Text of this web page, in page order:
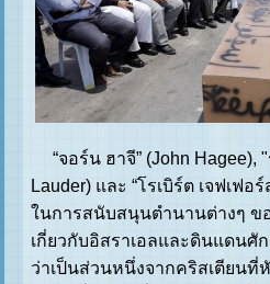
“จอร์น ฮาจี” (John Hagee),
Lauder) และ “โรเบิร์ต เจฟเฟอ
ในการสนับสนุนตำนานต่างๆ ข
เกี่ยวกับอิสราเอลและดินแดน
ว่าเป็นส่วนหนึ่งจากคริสเตียนที่